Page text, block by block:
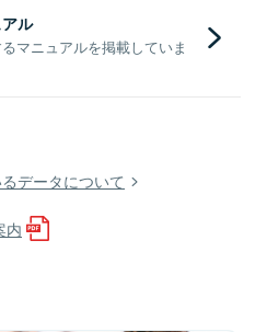
ル
マニュアルを掲載していま
データについて
内